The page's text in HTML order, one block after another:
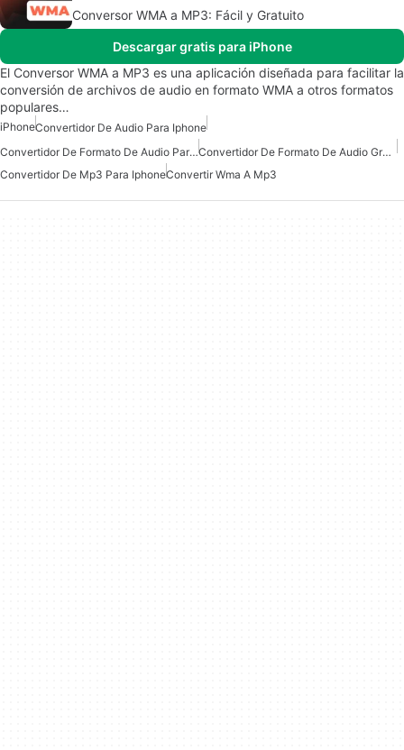
Conversor WMA a MP3: Fácil y Gratuito
Descargar gratis para iPhone
El Conversor WMA a MP3 es una aplicación diseñada para facilitar la
conversión de archivos de audio en formato WMA a otros formatos
populares…
iPhoneConvertidor De Audio Para Iphone
Convertidor De Formato De Audio Para IPhone
Convertidor De Formato De Audio Gratuito Para IPhone
Convertidor De Mp3 Para IphoneConvertir Wma A Mp3